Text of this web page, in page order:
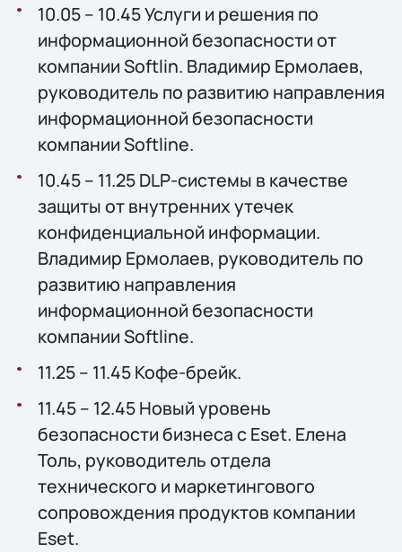
10.05 – 10.45 Услуги и решения по
информационной безопасности от
компании Softlin. Владимир Ермолаев,
руководитель по развитию направления
информационной безопасности
компании Softline.
10.45 – 11.25 DLP-системы в качестве
защиты от внутренних утечек
конфиденциальной информации.
Владимир Ермолаев, руководитель по
развитию направления
информационной безопасности
компании Softline.
11.25 – 11.45 Кофе-брейк.
11.45 – 12.45 Новый уровень
безопасности бизнеса с Eset. Елена
Толь, руководитель отдела
технического и маркетингового
сопровождения продуктов компании
Eset.